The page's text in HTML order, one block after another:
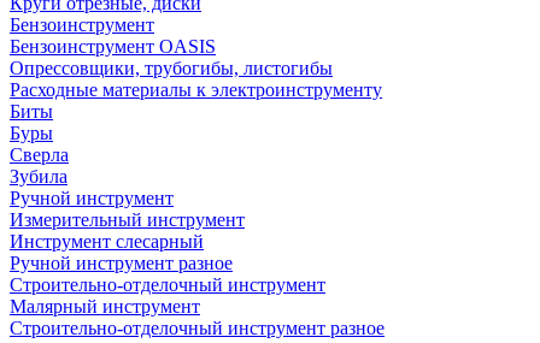
Бензоинструмент
Бензоинструмент OASIS
Опрессовщики, трубогибы, листогибы
Расходные материалы к электроинструменту
Биты
Буры
Сверла
Зубила
Ручной инструмент
Измерительный инструмент
Инструмент слесарный
Ручной инструмент разное
Строительно-отделочный инструмент
Малярный инструмент
Строительно-отделочный инструмент разное